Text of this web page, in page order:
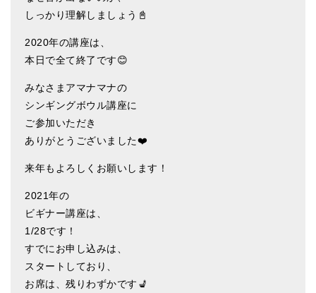
チベット・真マントラ香
お香定期購入（ラクとくサブスク）
ベル＆ドルジェ
シンギングボウル入門本・CD
神々とつながるジュエリー
ヒーリング・マンダラポスター
ロゴステッカー・ポストカード各種
しっかり理解しましょう📓
2020年の講座は、
本日で全て終了です😊
みなさまアマナマナの
シンギングボウル講座に
ご参加いただき
ありがとうございました❤️
来年もよろしくお願いします！
2021年の
ビギナー講座は、
1/28です！
すでにお申し込みは、
スタートしており、
お席は、残りわずかです💺